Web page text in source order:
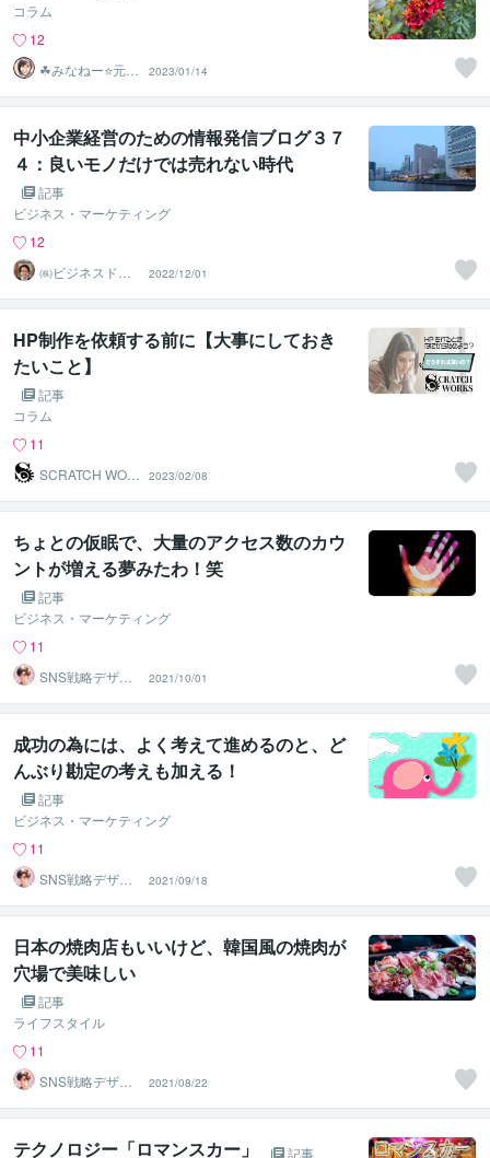
コラム
12
☘みなねー⭐️元総
務部長☘
2023/01/14
中小企業経営のための情報発信ブログ３７
４：良いモノだけでは売れない時代
記事
ビジネス・マーケティング
12
㈱ビジネスドク
ター 白井裕之
2022/12/01
HP制作を依頼する前に【大事にしておき
たいこと】
記事
コラム
11
SCRATCH WOR
2023/02/08
ちょとの仮眠で、大量のアクセス数のカウ
ントが増える夢みたわ！笑
記事
ビジネス・マーケティング
11
SNS戦略デザイ
ン｜ケイ
2021/10/01
成功の為には、よく考えて進めるのと、ど
んぶり勘定の考えも加える！
記事
ビジネス・マーケティング
11
SNS戦略デザイ
ン｜ケイ
2021/09/18
日本の焼肉店もいいけど、韓国風の焼肉が
穴場で美味しい
記事
ライフスタイル
11
SNS戦略デザイ
ン｜ケイ
2021/08/22
テクノロジー「ロマンスカー」 記事